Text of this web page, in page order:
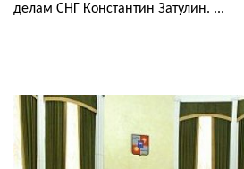
делам СНГ Константин Затулин. ...